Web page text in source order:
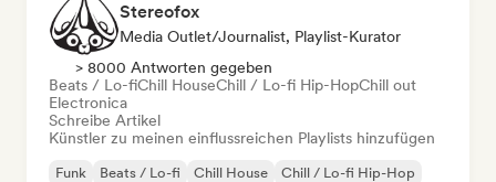
Stereofox
Media Outlet/Journalist, Playlist-Kurator
> 8000 Antworten gegeben
Beats / Lo-fiChill HouseChill / Lo-fi Hip-HopChill out
Electronica
Schreibe Artikel
Künstler zu meinen einflussreichen Playlists hinzufügen
Funk Beats / Lo-fi Chill House
Chill / Lo-fi Hip-Hop